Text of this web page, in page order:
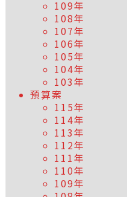
109年
108年
107年
106年
105年
104年
103年
預算案
115年
114年
113年
112年
111年
110年
109年